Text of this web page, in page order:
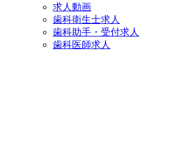
求人動画
歯科衛生士求人
歯科助手・受付求人
歯科医師求人